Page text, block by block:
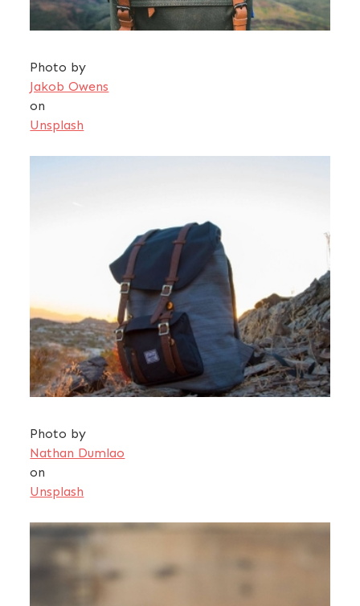
Photo by
Jakob Owens
on
Unsplash
Photo by
Nathan Dumlao
on
Unsplash